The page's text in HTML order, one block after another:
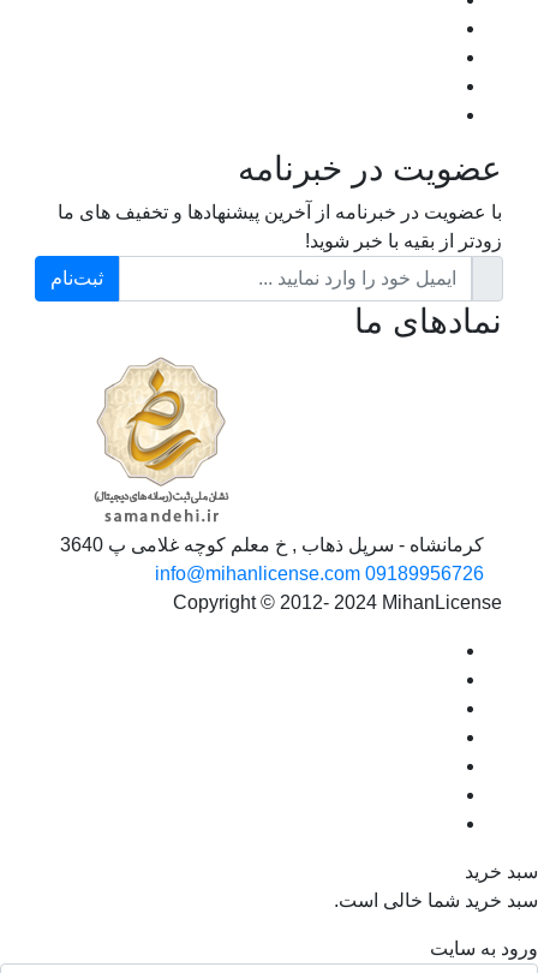
عضویت در خبرنامه
با عضویت در خبرنامه از آخرین پیشنهادها و تخفیف های ما
زودتر از بقیه با خبر شوید!
ثبت‌نام
نمادهای ما
کرمانشاه - سرپل ذهاب , خ معلم کوچه غلامی پ 3640
09189956726
info@mihanlicense.com
Copyright © 2012- 2024 MihanLicense
خرید
خرید شما خالی است.
به سایت